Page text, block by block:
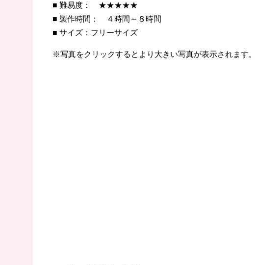
■ 難易度： ★★★★★
■ 製作時間： ４時間～８時間
■ サイズ：フリーサイズ
※写真をクリックするとより大きい写真が表示されます。